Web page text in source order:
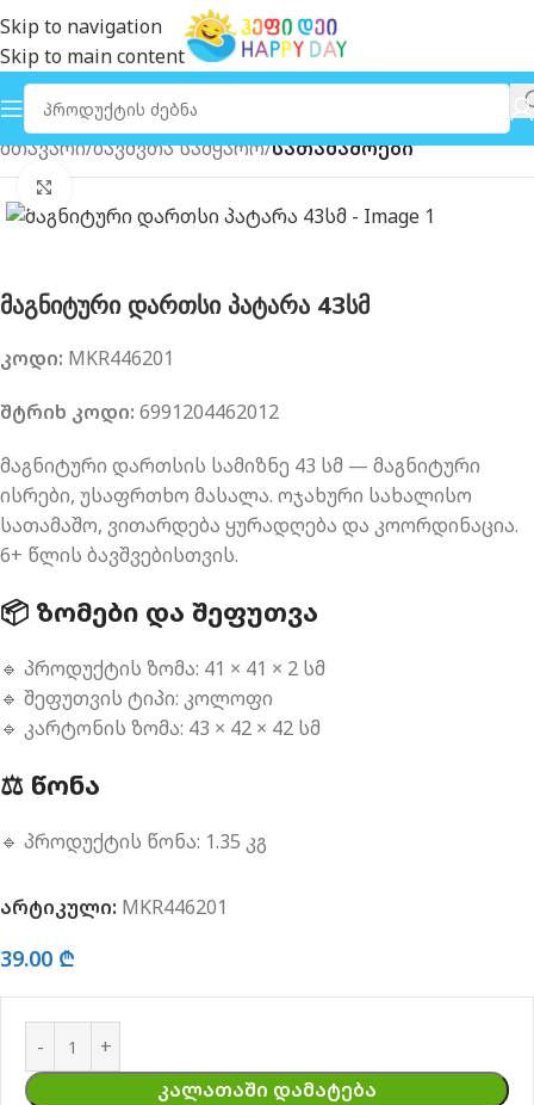
Skip to navigation
Skip to main content
მთავარი ბავშვთა სამყარო სათამაშოები
მაგნიტური დართსი პატარა 43სმ
კოდი: MKR446201
შტრიხ კოდი: 6991204462012
მაგნიტური დართსის სამიზნე 43 სმ — მაგნიტური
ისრები, უსაფრთხო მასალა. ოჯახური სახალისო
სათამაშო, ვითარდება ყურადღება და კოორდინაცია.
6+ წლის ბავშვებისთვის.
📦 ᲖᲝᲛᲔᲑᲘ ᲓᲐ ᲨᲔᲤᲣᲗᲕᲐ
🔹 პროდუქტის ზომა: 41 × 41 × 2 სმ
🔹 შეფუთვის ტიპი: კოლოფი
🔹 კარტონის ზომა: 43 × 42 × 42 სმ
⚖️ ᲬᲝᲜᲐ
🔹 პროდუქტის წონა: 1.35 კგ
არტიკული: MKR446201
39.00 ₾
ᲙᲐᲚᲐᲗᲐᲨᲘ ᲓᲐᲛᲐᲢᲔᲑᲐ